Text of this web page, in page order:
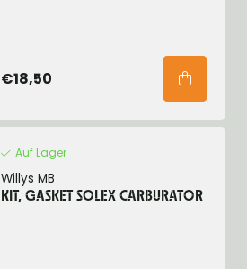
€18,50
Auf Lager
Willys MB
KIT, GASKET SOLEX CARBURATOR